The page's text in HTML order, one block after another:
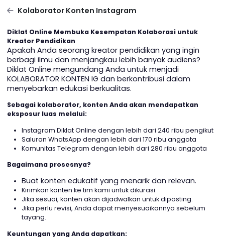
Kolaborator Konten Instagram
Diklat Online Membuka Kesempatan Kolaborasi untuk
Kreator Pendidikan
Apakah Anda seorang kreator pendidikan yang ingin
berbagi ilmu dan menjangkau lebih banyak audiens?
Diklat Online mengundang Anda untuk menjadi
KOLABORATOR KONTEN IG dan berkontribusi dalam
Sebagai kolaborator, konten Anda akan mendapatkan
eksposur luas melalui:
Instagram Diklat Online dengan lebih dari 240 ribu
Saluran WhatsApp dengan lebih dari 170 ribu anggota
Komunitas Telegram dengan lebih dari 280 ribu
Bagaimana prosesnya?
Buat konten edukatif yang menarik dan relevan.
Kirimkan konten ke tim kami untuk dikurasi.
Jika sesuai, konten akan dijadwalkan untuk diposting.
Jika perlu revisi, Anda dapat menyesuaikannya